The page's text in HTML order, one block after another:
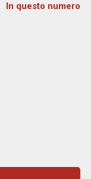
In questo numero